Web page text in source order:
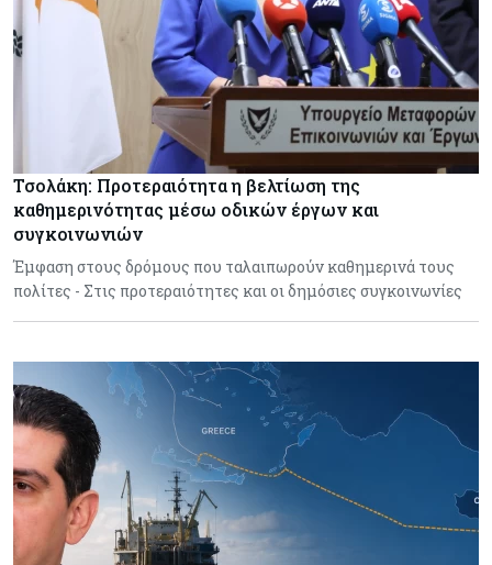
Τσολάκη: Προτεραιότητα η βελτίωση της
καθημερινότητας μέσω οδικών έργων και
συγκοινωνιών
Έμφαση στους δρόμους που ταλαιπωρούν καθημερινά τους
πολίτες - Στις προτεραιότητες και οι δημόσιες συγκοινωνίες